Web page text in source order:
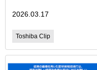
2026.03.17
Toshiba Clip